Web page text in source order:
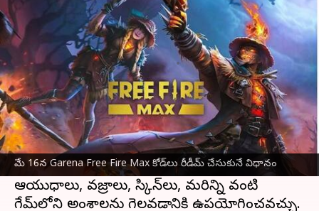
మే 16న Garena Free Fire Max కోడ్‌లు రీడీమ్ చేసుకునే విధానం
మే 16న Garena Free Fire Max
కోడ్‌లు రీడీమ్ చేసుకునే విధానం
వ్రాసిన వారు Sirish Praharaju May 16, 2024 08:22 am
ఈ వార్తాకథనం ఏంటి
మే 16వ తేదీకి సంబంధించిన Garena Free Fire
Max రీడీమ్ కోడ్‌లను డెవలపర్లు విడుదల చేశారు.
Garena Free Fire Max రీడీమ్ కోడ్‌లు
ఆయుధాలు, వజ్రాలు, స్కిన్‌లు, మరిన్ని వంటి
గేమ్‌లోని అంశాలను గెలవడానికి ఉపయోగించవచ్చు.